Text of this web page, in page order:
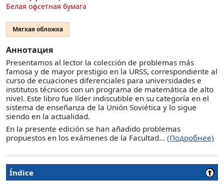
Белая офсетная бумага
Мягкая обложка
Аннотация
Presentamos al lector la colección de problemas más
famosa y de mayor prestigio en la URSS, correspondiente al
curso de ecuaciones diferenciales para universidades e
institutos técnicos con un programa de matemática de alto
nivel. Este libro fue líder indiscutible en su categoría en el
sistema de enseñanza de la Unión Soviética y lo sigue
siendo en la actualidad.
En la presente edición se han añadido problemas
propuestos en los exámenes de la Facultad... (Подробнее)
Índice